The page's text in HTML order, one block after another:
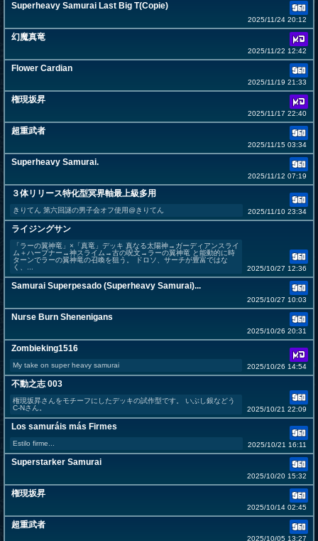
Superheavy Samurai Last Big T(Copie)
2025/11/24 20:12
幻魔真竜
2025/11/22 12:42
Flower Cardian
2025/11/19 21:33
権現坂昇
2025/11/17 22:40
超重武者
2025/11/15 03:34
Superheavy Samurai.
2025/11/12 07:19
３体リリース特化型冥界軸最上級多用
きりてん 第六回謎の男子会オフ使用@きりてん 2025/11/10 23:34
ライジングサン
「ラーの翼神竜」×「真竜」デッキ 真なる太陽神→ガーディアンスライ
ム＋ハープナー→神スライム→古の呪文→ラーの翼神竜 と能動的に時
ターンでラーの翼神竜の召喚を狙う。 ドロソ、サーチが豊富ではな
く、...
2025/10/27 12:36
Samurai Superpesado (Superheavy Samurai)...
2025/10/27 10:03
Nurse Burn Shenenigans
2025/10/26 20:31
Zombieking1516
My take on super heavy samurai 2025/10/26 14:54
不動之志 003
権現坂昇さんをモチーフにしたデッキの試作型です。 いぶし銀などう
C-Nさん。
2025/10/21 22:09
Los samuráis más Firmes
Estilo firme... 2025/10/21 16:11
Superstarker Samurai
2025/10/20 15:32
権現坂昇
2025/10/14 02:45
超重武者
2025/10/05 13:27